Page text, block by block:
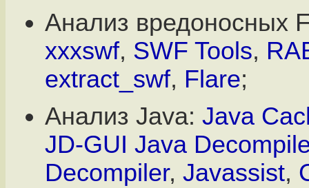
Анализ вредоносных
xxxswf, SWF Tools,
extract_swf, Flare;
Анализ Java: Java
JD-GUI Java
Decompiler, Javassist,